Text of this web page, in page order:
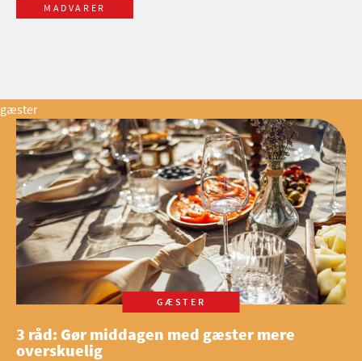
MADVARER
gæster
GÆSTER
3 råd: Gør middagen med gæster mere
overskuelig